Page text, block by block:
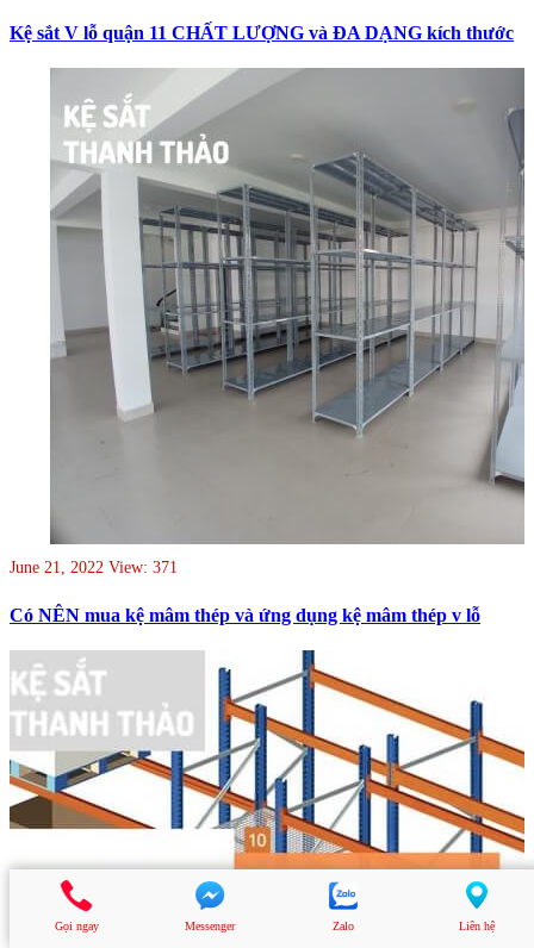
Kệ sắt V lỗ quận 11 CHẤT LƯỢNG và ĐA DẠNG kích thước
June 21, 2022 View: 371
Có NÊN mua kệ mâm thép và ứng dụng kệ mâm thép v lỗ
Gọi ngay Messenger Zalo Liên hệ